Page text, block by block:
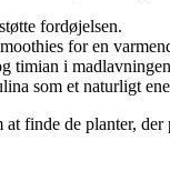
fordøjelsen.
for en
timian i
som et naturligt
finde de planter,